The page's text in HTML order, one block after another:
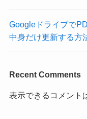
Googleドライブで
中身だけ更新する方
Recent Comments
表示できるコメント